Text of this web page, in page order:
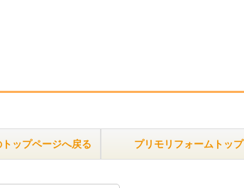
ップページへ戻る プリモリフォームトップ